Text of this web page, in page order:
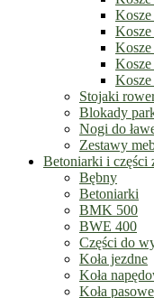
Kosze
Kosze
Kosze
Kosze
Stojaki
Blokady
Nogi do
Zestawy
Betoniarki i części
Bębny
Betoniarki
BMK 500
BWE 400
Części do
Koła jezdne
Koła
Koła pasowe